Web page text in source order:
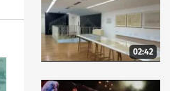
02:42